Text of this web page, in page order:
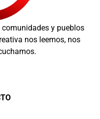
y pueblos
nos leemos, nos